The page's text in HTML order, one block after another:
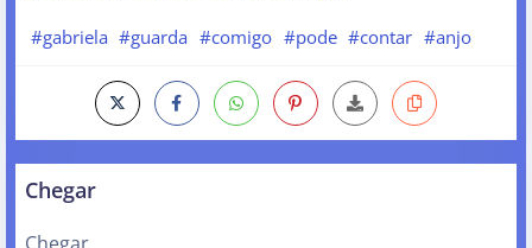
#gabriela #guarda #comigo #pode #contar #anjo
Chegar